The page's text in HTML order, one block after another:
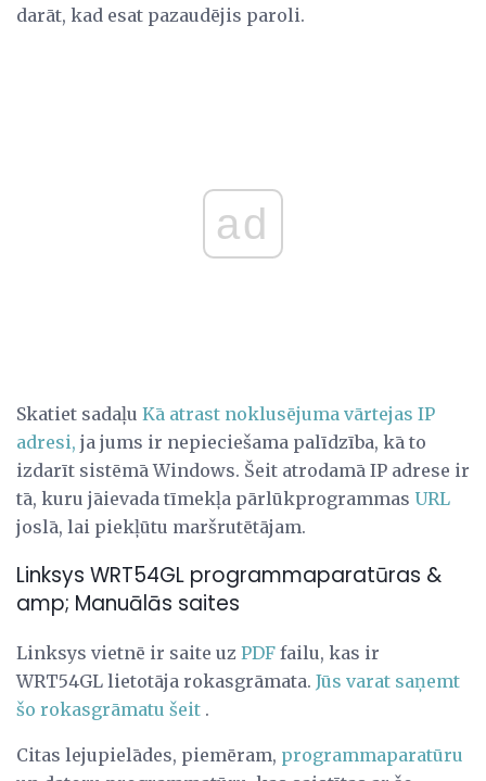
darāt, kad esat pazaudējis paroli.
ad
Skatiet sadaļu Kā atrast noklusējuma vārtejas IP
adresi, ja jums ir nepieciešama palīdzība, kā to
izdarīt sistēmā Windows. Šeit atrodamā IP adrese ir
tā, kuru jāievada tīmekļa pārlūkprogrammas URL
joslā, lai piekļūtu maršrutētājam.
Linksys WRT54GL programmaparatūras &
amp; Manuālās saites
Linksys vietnē ir saite uz PDF failu, kas ir
WRT54GL lietotāja rokasgrāmata. Jūs varat saņemt
šo rokasgrāmatu šeit .
Citas lejupielādes, piemēram, programmaparatūru